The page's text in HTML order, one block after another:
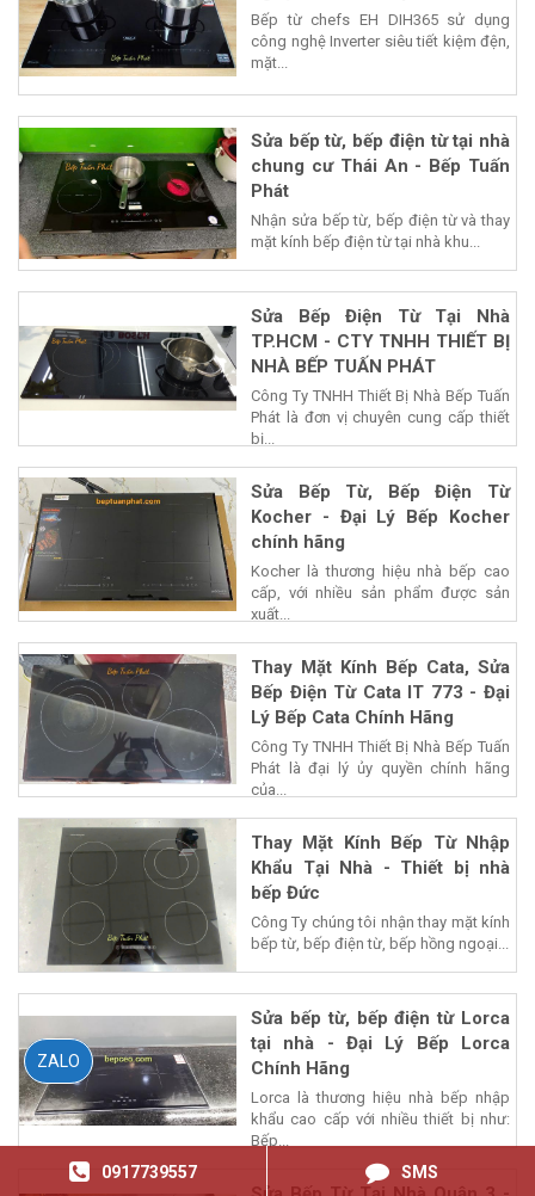
Bếp từ chefs EH DIH365 sử dụng
công nghệ Inverter siêu tiết kiệm đện,
mặt...
Sửa bếp từ, bếp điện từ tại nhà
chung cư Thái An - Bếp Tuấn
Phát
Nhận sửa bếp từ, bếp điện từ và thay
mặt kính bếp điện từ tại nhà khu...
Sửa Bếp Điện Từ Tại Nhà
TP.HCM - CTY TNHH THIẾT BỊ
NHÀ BẾP TUẤN PHÁT
Công Ty TNHH Thiết Bị Nhà Bếp Tuấn
Phát là đơn vị chuyên cung cấp thiết
bị...
Sửa Bếp Từ, Bếp Điện Từ
Kocher - Đại Lý Bếp Kocher
chính hãng
Kocher là thương hiệu nhà bếp cao
cấp, với nhiều sản phẩm được sản
xuất...
Thay Mặt Kính Bếp Cata, Sửa
Bếp Điện Từ Cata IT 773 - Đại
Lý Bếp Cata Chính Hãng
Công Ty TNHH Thiết Bị Nhà Bếp Tuấn
Phát là đại lý ủy quyền chính hãng
của...
Thay Mặt Kính Bếp Từ Nhập
Khẩu Tại Nhà - Thiết bị nhà
bếp Đức
Công Ty chúng tôi nhận thay mặt kính
bếp từ, bếp điện từ, bếp hồng ngoại...
Sửa bếp từ, bếp điện từ Lorca
tại nhà - Đại Lý Bếp Lorca
Chính Hãng
Lorca là thương hiệu nhà bếp nhập
khẩu cao cấp với nhiều thiết bị như:
Bếp...
0917739557 SMS
ZALO